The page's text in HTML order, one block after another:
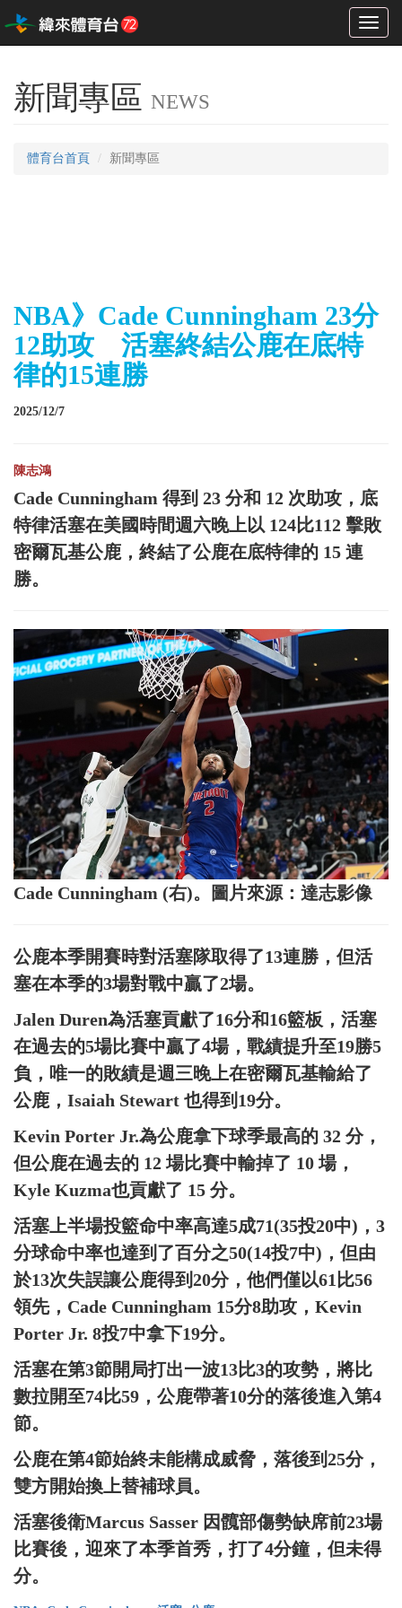
Toggle
新聞專區 NEWS
體育台首頁 新聞專區
NBA》Cade Cunningham 23分
12助攻 活塞終結公鹿在底特
律的15連勝
2025/12/7
陳志鴻
Cade Cunningham 得到 23 分和 12 次助攻，底
特律活塞在美國時間週六晚上以 124比112 擊敗
密爾瓦基公鹿，終結了公鹿在底特律的 15 連
勝。
Cade Cunningham (右)。圖片來源：達志影像
公鹿本季開賽時對活塞隊取得了13連勝，但活
塞在本季的3場對戰中贏了2場。
Jalen Duren為活塞貢獻了16分和16籃板，活塞
在過去的5場比賽中贏了4場，戰績提升至19勝5
負，唯一的敗績是週三晚上在密爾瓦基輸給了
公鹿，Isaiah Stewart 也得到19分。
Kevin Porter Jr.為公鹿拿下球季最高的 32 分，
但公鹿在過去的 12 場比賽中輸掉了 10 場，
Kyle Kuzma也貢獻了 15 分。
活塞上半場投籃命中率高達5成71(35投20中)，3
分球命中率也達到了百分之50(14投7中)，但由
於13次失誤讓公鹿得到20分，他們僅以61比56
領先，Cade Cunningham 15分8助攻，Kevin
Porter Jr. 8投7中拿下19分。
活塞在第3節開局打出一波13比3的攻勢，將比
數拉開至74比59，公鹿帶著10分的落後進入第4
節。
公鹿在第4節始終未能構成威脅，落後到25分，
雙方開始換上替補球員。
活塞後衛Marcus Sasser 因髖部傷勢缺席前23場
比賽後，迎來了本季首秀，打了4分鐘，但未得
分。